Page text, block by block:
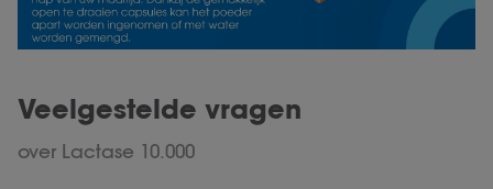
Veelgestelde vragen
over Lactase 10.000